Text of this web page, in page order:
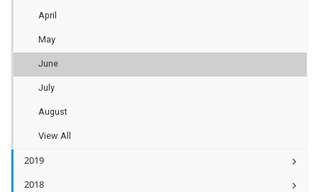
April
May
June
July
August
View All
2019
2018